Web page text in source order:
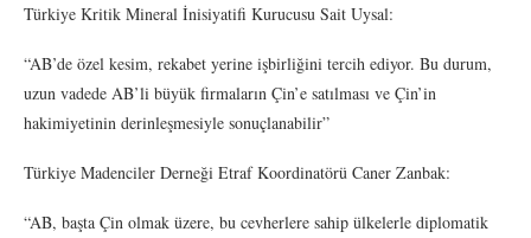
Türkiye Kritik Mineral İnisiyatifi Kurucusu Sait Uysal:
“AB’de özel kesim, rekabet yerine işbirliğini tercih ediyor. Bu durum,
uzun vadede AB’li büyük firmaların Çin’e satılması ve Çin’in
hakimiyetinin derinleşmesiyle sonuçlanabilir”
Türkiye Madenciler Derneği Etraf Koordinatörü Caner Zanbak:
“AB, başta Çin olmak üzere, bu cevherlere sahip ülkelerle diplomatik